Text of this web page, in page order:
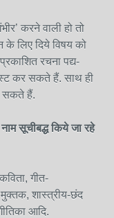
करने वाली हो तो
के लिए दिये विषय को
रचना पद्य-
कर सकते हैं. साथ ही
सकते हैं.
सूचीबद्ध किये जा रहे
गीत-
शास्त्रीय-छंद
आदि.